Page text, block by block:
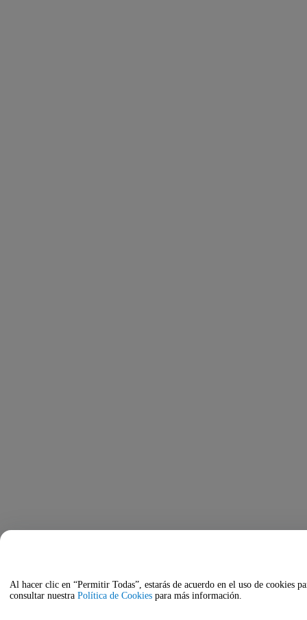
Al hacer clic en “Permitir Todas”, estarás de acuerdo en el uso de cookies
consultar nuestra Política de Cookies para más información.